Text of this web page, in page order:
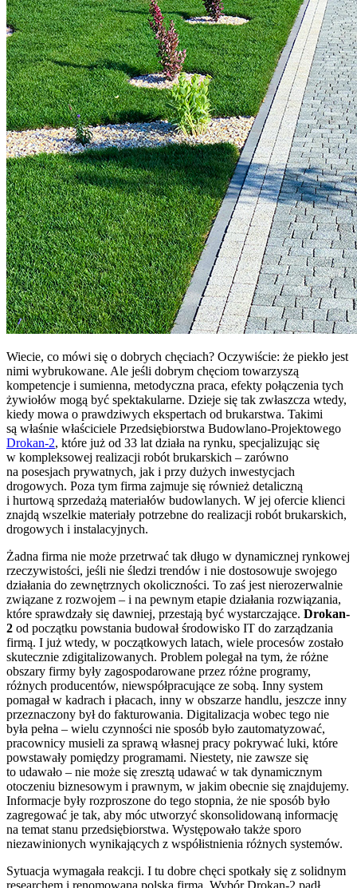
Wiecie, co mówi się o dobrych chęciach? Oczywiście: że piekło jest
nimi wybrukowane. Ale jeśli dobrym chęciom towarzyszą
kompetencje i sumienna, metodyczna praca, efekty połączenia tych
żywiołów mogą być spektakularne. Dzieje się tak zwłaszcza wtedy,
kiedy mowa o prawdziwych ekspertach od brukarstwa. Takimi
są właśnie właściciele Przedsiębiorstwa Budowlano-Projektowego
Drokan-2, które już od 33 lat działa na rynku, specjalizując się
w kompleksowej realizacji robót brukarskich – zarówno
na posesjach prywatnych, jak i przy dużych inwestycjach
drogowych. Poza tym firma zajmuje się również detaliczną
i hurtową sprzedażą materiałów budowlanych. W jej ofercie klienci
znajdą wszelkie materiały potrzebne do realizacji robót brukarskich,
drogowych i instalacyjnych.
Żadna firma nie może przetrwać tak długo w dynamicznej rynkowej
rzeczywistości, jeśli nie śledzi trendów i nie dostosowuje swojego
działania do zewnętrznych okoliczności. To zaś jest nierozerwalnie
związane z rozwojem – i na pewnym etapie działania rozwiązania,
które sprawdzały się dawniej, przestają być wystarczające. Drokan-
2 od początku powstania budował środowisko IT do zarządzania
firmą. I już wtedy, w początkowych latach, wiele procesów zostało
skutecznie zdigitalizowanych. Problem polegał na tym, że różne
obszary firmy były zagospodarowane przez różne programy,
różnych producentów, niewspółpracujące ze sobą. Inny system
pomagał w kadrach i płacach, inny w obszarze handlu, jeszcze inny
przeznaczony był do fakturowania. Digitalizacja wobec tego nie
była pełna – wielu czynności nie sposób było zautomatyzować,
pracownicy musieli za sprawą własnej pracy pokrywać luki, które
powstawały pomiędzy programami. Niestety, nie zawsze się
to udawało – nie może się zresztą udawać w tak dynamicznym
otoczeniu biznesowym i prawnym, w jakim obecnie się znajdujemy.
Informacje były rozproszone do tego stopnia, że nie sposób było
zagregować je tak, aby móc utworzyć skonsolidowaną informację
na temat stanu przedsiębiorstwa. Występowało także sporo
niezawinionych wynikających z współistnienia różnych systemów.
Sytuacja wymagała reakcji. I tu dobre chęci spotkały się z solidnym